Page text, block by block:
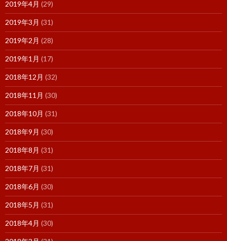
2019年4月 (29)
2019年3月 (31)
2019年2月 (28)
2019年1月 (17)
2018年12月 (32)
2018年11月 (30)
2018年10月 (31)
2018年9月 (30)
2018年8月 (31)
2018年7月 (31)
2018年6月 (30)
2018年5月 (31)
2018年4月 (30)